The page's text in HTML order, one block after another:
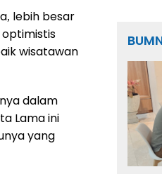
lebih besar
optimistis
wisatawan
dalam
Lama ini
yang